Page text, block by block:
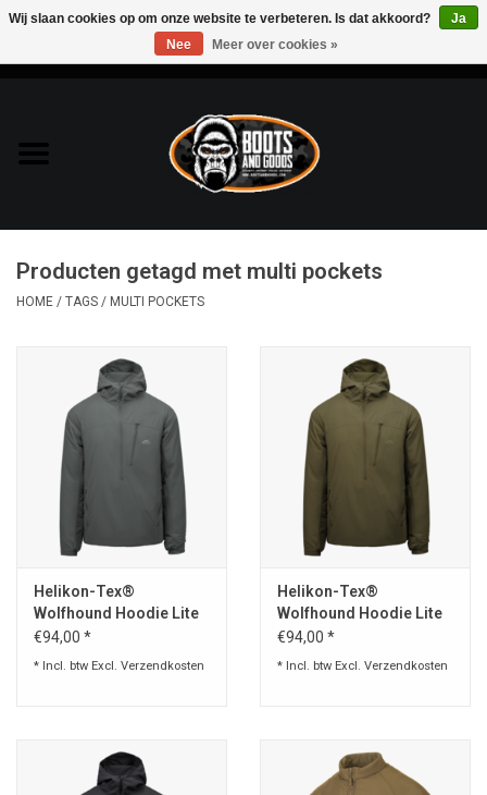
Bags & Packs
Bescherming
Messen & Multitools
Schoenen
Survival
Producten getagd met multi pockets
HOME / TAGS / MULTI POCKETS
Helikon-Tex®
Wolfhound Hoodie Lite
Jacket - Grey
€94,00 *
* Incl. btw Excl. Verzendkosten
Helikon-Tex®
Wolfhound Hoodie Lite
Jacket - Taiga Green
€94,00 *
* Incl. btw Excl. Verzendkosten
Wij slaan cookies op om onze website te verbeteren. Is dat akkoord?
Ja
Nee
Meer over cookies »